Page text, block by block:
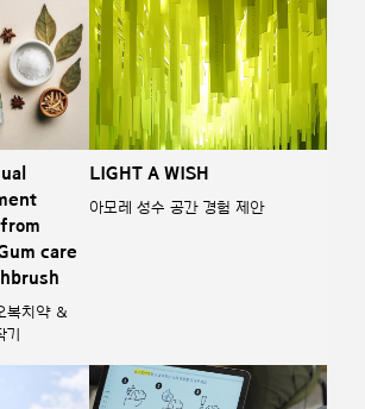
care
복치약 &
LIGHT A WISH
아모레 성수 공간 경험 제안